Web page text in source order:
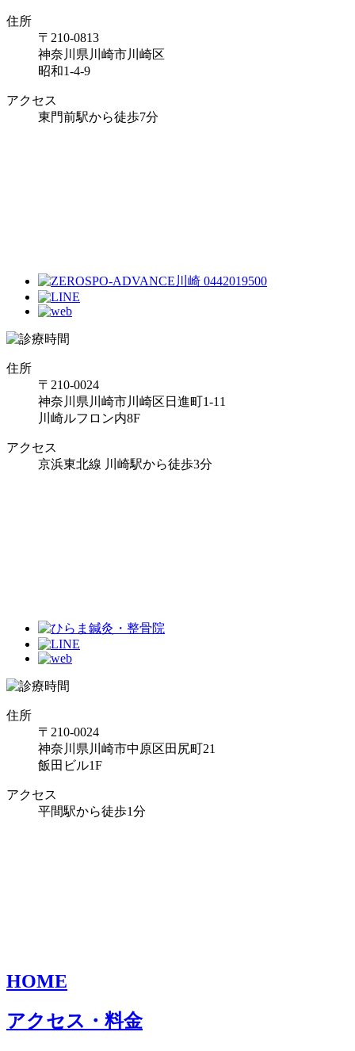
住所
〒210-0813
神奈川県川崎市川崎区
昭和1-4-9
アクセス
東門前駅から徒歩7分
住所
〒210-0024
神奈川県川崎市川崎区日進町1-11
川崎ルフロン内8F
アクセス
京浜東北線 川崎駅から徒歩3分
住所
〒210-0024
神奈川県川崎市中原区田尻町21
飯田ビル1F
アクセス
平間駅から徒歩1分
HOME
アクセス・料金